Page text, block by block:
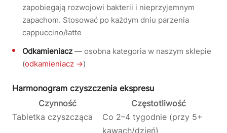
zapobiegają rozwojowi bakterii i nieprzyjemnym
zapachom. Stosować po każdym dniu parzenia
cappuccino/latte
Odkamieniacz — osobna kategoria w naszym sklepie
(odkamieniacz →)
Harmonogram czyszczenia ekspresu
Czynność
Częstotliwość
Tabletka czyszcząca
Co 2–4 tygodnie (przy 5+
kawach/dzień)